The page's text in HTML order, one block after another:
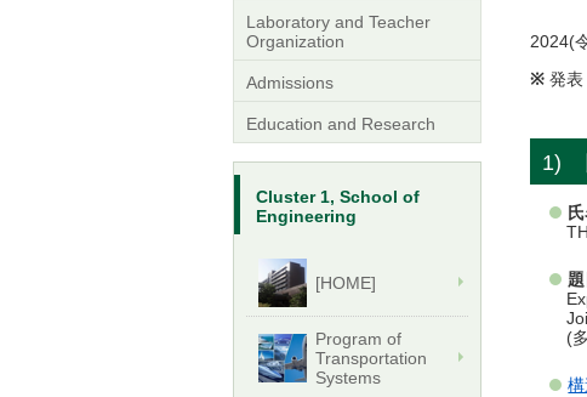
2024(
※ 発表
1)
(
Laboratory and Teacher
Organization
Admissions
Education and Research
Cluster 1, School of
Engineering
[HOME]
Program of
Transportation
Systems